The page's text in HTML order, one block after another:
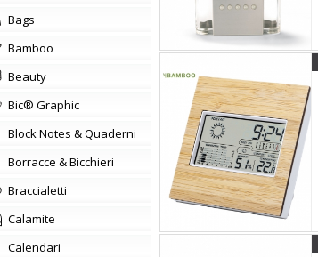
bags
Bamboo
beauty
Bic® Graphic
Block Notes & Quaderni
Borracce & Bicchieri
braccialetti
Calamite
calendari